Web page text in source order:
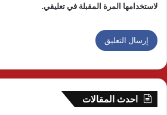
لاستخدامها المرة المقبلة في تعليقي.
احدث المقالات